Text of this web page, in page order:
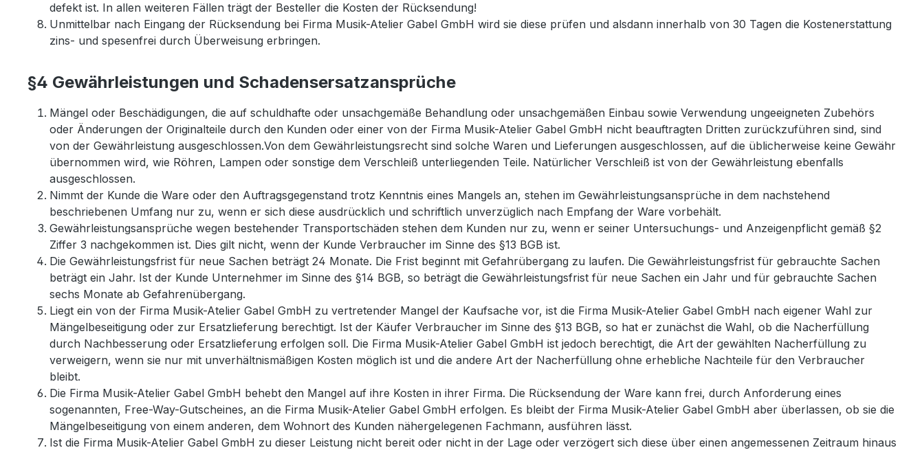
defekt ist. In allen weiteren Fällen trägt der Besteller die Kosten der Rücksendung!
Unmittelbar nach Eingang der Rücksendung bei Firma Musik-Atelier Gabel GmbH wird sie diese prüfen und alsdann innerhalb von 30 Tagen die Kostenerstattung
zins- und spesenfrei durch Überweisung erbringen.
§4 Gewährleistungen und Schadensersatzansprüche
Mängel oder Beschädigungen, die auf schuldhafte oder unsachgemäße Behandlung oder unsachgemäßen Einbau sowie Verwendung ungeeigneten Zubehörs
oder Änderungen der Originalteile durch den Kunden oder einer von der Firma Musik-Atelier Gabel GmbH nicht beauftragten Dritten zurückzuführen sind, sind
von der Gewährleistung ausgeschlossen.Von dem Gewährleistungsrecht sind solche Waren und Lieferungen ausgeschlossen, auf die üblicherweise keine Gewähr
übernommen wird, wie Röhren, Lampen oder sonstige dem Verschleiß unterliegenden Teile. Natürlicher Verschleiß ist von der Gewährleistung ebenfalls
ausgeschlossen.
Nimmt der Kunde die Ware oder den Auftragsgegenstand trotz Kenntnis eines Mangels an, stehen im Gewährleistungsansprüche in dem nachstehend
beschriebenen Umfang nur zu, wenn er sich diese ausdrücklich und schriftlich unverzüglich nach Empfang der Ware vorbehält.
Gewährleistungsansprüche wegen bestehender Transportschäden stehen dem Kunden nur zu, wenn er seiner Untersuchungs- und Anzeigenpflicht gemäß §2
Ziffer 3 nachgekommen ist. Dies gilt nicht, wenn der Kunde Verbraucher im Sinne des §13 BGB ist.
Die Gewährleistungsfrist für neue Sachen beträgt 24 Monate. Die Frist beginnt mit Gefahrübergang zu laufen. Die Gewährleistungsfrist für gebrauchte Sachen
beträgt ein Jahr. Ist der Kunde Unternehmer im Sinne des §14 BGB, so beträgt die Gewährleistungsfrist für neue Sachen ein Jahr und für gebrauchte Sachen
sechs Monate ab Gefahrenübergang.
Liegt ein von der Firma Musik-Atelier Gabel GmbH zu vertretender Mangel der Kaufsache vor, ist die Firma Musik-Atelier Gabel GmbH nach eigener Wahl zur
Mängelbeseitigung oder zur Ersatzlieferung berechtigt. Ist der Käufer Verbraucher im Sinne des §13 BGB, so hat er zunächst die Wahl, ob die Nacherfüllung
durch Nachbesserung oder Ersatzlieferung erfolgen soll. Die Firma Musik-Atelier Gabel GmbH ist jedoch berechtigt, die Art der gewählten Nacherfüllung zu
verweigern, wenn sie nur mit unverhältnismäßigen Kosten möglich ist und die andere Art der Nacherfüllung ohne erhebliche Nachteile für den Verbraucher
bleibt.
Die Firma Musik-Atelier Gabel GmbH behebt den Mangel auf ihre Kosten in ihrer Firma. Die Rücksendung der Ware kann frei, durch Anforderung eines
sogenannten, Free-Way-Gutscheines, an die Firma Musik-Atelier Gabel GmbH erfolgen. Es bleibt der Firma Musik-Atelier Gabel GmbH aber überlassen, ob sie die
Mängelbeseitigung von einem anderen, dem Wohnort des Kunden nähergelegenen Fachmann, ausführen lässt.
Ist die Firma Musik-Atelier Gabel GmbH zu dieser Leistung nicht bereit oder nicht in der Lage oder verzögert sich diese über einen angemessenen Zeitraum hinaus